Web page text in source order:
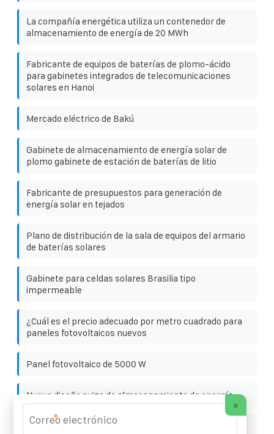
La compañía energética utiliza un contenedor de
almacenamiento de energía de 20 MWh
Fabricante de equipos de baterías de plomo-ácido
para gabinetes integrados de telecomunicaciones
solares en Hanoi
Mercado eléctrico de Bakú
Gabinete de almacenamiento de energía solar de
plomo gabinete de estación de baterías de litio
Fabricante de presupuestos para generación de
energía solar en tejados
Plano de distribución de la sala de equipos del armario
de baterías solares
Gabinete para celdas solares Brasilia tipo
impermeable
¿Cuál es el precio adecuado por metro cuadrado para
paneles fotovoltaicos nuevos
Panel fotovoltaico de 5000 W
Nuevo diseño suizo de almacenamiento de energía
Peso de la fuente de alimentación exterior por
×
*